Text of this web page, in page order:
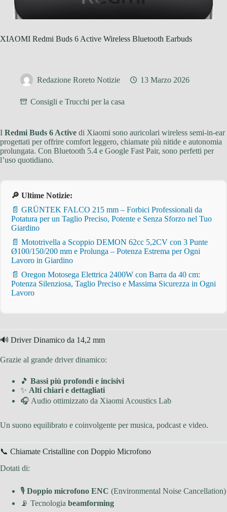
XIAOMI Redmi Buds 6 Active Wireless Bluetooth Earbuds
Redazione Roreto Notizie 13 Marzo 2026
Consigli e Trucchi per la casa
I Redmi Buds 6 Active di Xiaomi sono auricolari wireless semi-in-ear
progettati per offrire comfort leggero, chiamate più nitide e autonomia
prolungata. Con Bluetooth 5.4 e Google Fast Pair, sono perfetti per
l’uso quotidiano.
🔎 Ultime Notizie:
📄 GRÜNTEK FALCO 215 mm – Forbici Professionali da
Potatura per un Taglio Preciso, Potente e Senza Sforzo nel Tuo
Giardino
📄 Mototrivella a Scoppio DEMON 62cc 5,2CV con 3 Punte
Ø100/150/200 mm e Prolunga – Potenza Estrema per Ogni
Lavoro in Giardino
📄 Oregon Motosega Elettrica 2400W con Barra da 40 cm:
Potenza Silenziosa, Taglio Preciso e Massima Sicurezza in Ogni
Lavoro
🔊 Driver Dinamico da 14,2 mm
Grazie al grande driver dinamico:
🎵 Bassi più profondi e incisivi
✨ Alti chiari e dettagliati
🎧 Audio ottimizzato da Xiaomi Acoustics Lab
Un suono equilibrato e coinvolgente per musica, podcast e video.
📞 Chiamate Cristalline con Doppio Microfono
Dotati di:
🎙 Doppio microfono ENC (Environmental Noise Cancellation)
📡 Tecnologia beamforming